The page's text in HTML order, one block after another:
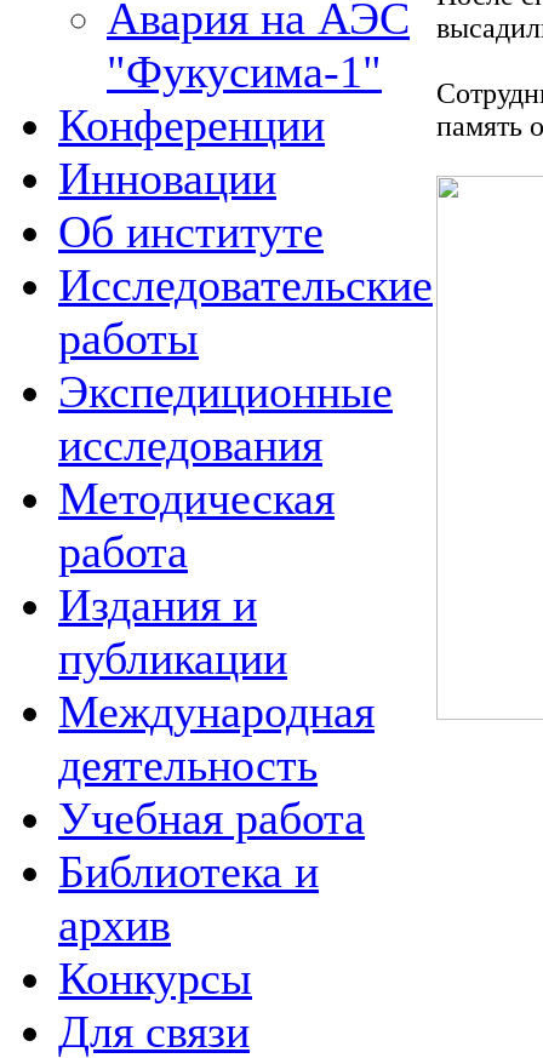
Авария на АЭС
"Фукусима-1"
Конференции
Инновации
Об институте
Исследовательские
работы
Экспедиционные
исследования
Методическая
работа
Издания и
публикации
Международная
деятельность
Учебная работа
Библиотека и
архив
Конкурсы
Для связи
память